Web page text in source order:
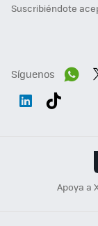
Suscribiéndote
Síguenos
Apoya a